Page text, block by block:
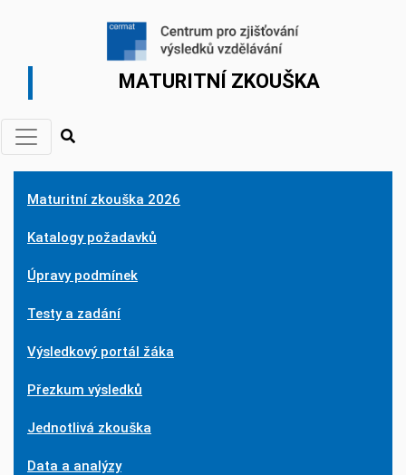
MATURITNÍ ZKOUŠKA
Maturitní zkouška 2026
Katalogy požadavků
Úpravy podmínek
Testy a zadání
Výsledkový portál žáka
Přezkum výsledků
Jednotlivá zkouška
Data a analýzy